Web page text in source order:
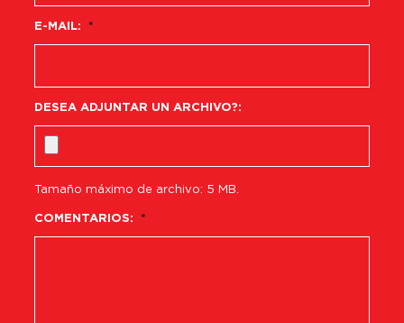
E-MAIL: *
DESEA ADJUNTAR UN ARCHIVO?:
Tamaño máximo de archivo: 5 MB.
COMENTARIOS: *